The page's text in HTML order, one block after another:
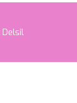
Delsil